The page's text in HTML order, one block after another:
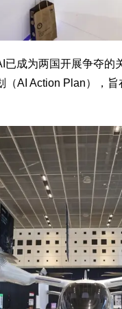
已成为两国开展争夺的
（AI Action Plan），